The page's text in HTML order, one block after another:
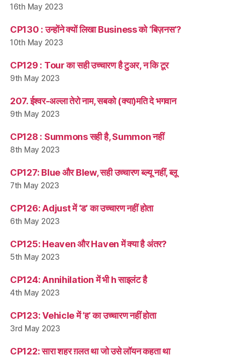
16th May 2023
CP130 : उन्होंने क्यों लिखा Business को ‘बिज़नस’?
10th May 2023
CP129 : Tour का सही उच्चारण है टुअर, न कि टूर
9th May 2023
207. ईश्वर-अल्ला तेरो नाम, सबको (क्या)मति दे भगवान
9th May 2023
CP128 : Summons सही है, Summon नहीं
8th May 2023
CP127: Blue और Blew, सही उच्चारण ब्ल्यू नहीं, ब्लू
7th May 2023
CP126: Adjust में ‘ड’ का उच्चारण नहीं होता
6th May 2023
CP125: Heaven और Haven में क्या है अंतर?
5th May 2023
CP124: Annihilation में भी h साइलंट है
4th May 2023
CP123: Vehicle में ‘ह’ का उच्चारण नहीं होता
3rd May 2023
CP122: सारा शहर ग़लत था जो उसे लॉयन कहता था